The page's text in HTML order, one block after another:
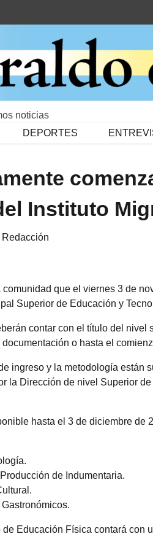
noticias
DEPORTES
Instituto
Redacción
que el viernes 3 de
Superior de Educación y
contar con el título del
o hasta el
ingreso y la metodología están
la Dirección de nivel Superior
hasta el 3 de diciembre de
de Indumentaria.
Educación Física contará con